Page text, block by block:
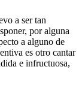
a ser tan
por alguna
a alguno de
es otro cantar
e infructuosa,